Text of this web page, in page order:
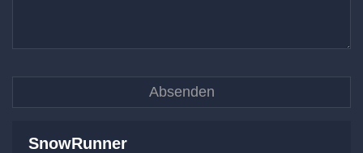
SnowRunner